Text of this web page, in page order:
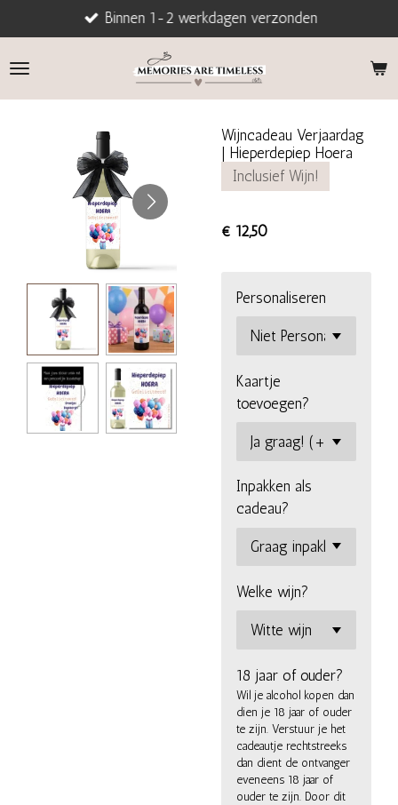
direct
naar
Binnen 1-2 werkdagen verzonden
Wijncadeau Verjaardag
| Hieperdepiep Hoera
Inclusief Wijn!
€ 12,50
Personaliseren
Kaartje
toevoegen?
Inpakken als
cadeau?
Welke wijn?
18 jaar of ouder?
Wil je alcohol kopen dan
dien je 18 jaar of ouder
te zijn. Verstuur je het
cadeautje rechtstreeks
dan dient de ontvanger
eveneens 18 jaar of
ouder te zijn. Door dit